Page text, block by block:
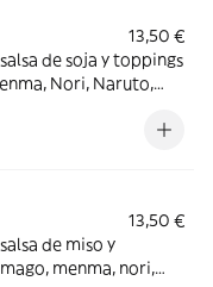
13,50 €
de soja y toppings
Nori, Naruto,
13,50 €
de miso y
menma, nori,